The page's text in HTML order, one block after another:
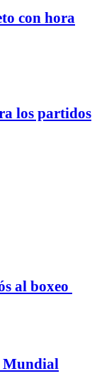
con hora
los partidos
al boxeo
Mundial